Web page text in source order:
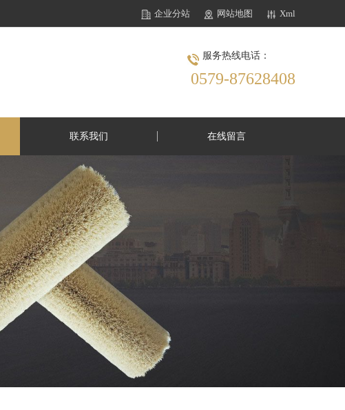
Xml
网站地图
企业分站
服务热线电话：
0579-87628408
联系我们 在线留言